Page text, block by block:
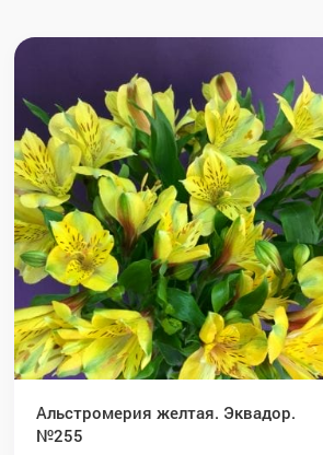
Альстромерия желтая. Эквадор.
№255